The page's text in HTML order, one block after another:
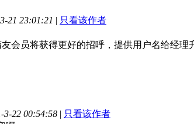
21 23:01:21 | 只看该作者
会员将获得更好的招呼，提供用户名给经理
3-22 00:54:58 | 只看该作者